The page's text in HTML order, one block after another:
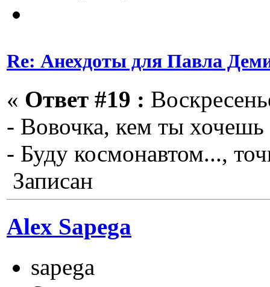
Re: Анехдоты для Павла
« Ответ #19 :
- Вовочка, кем ты
- Буду космонавтом...,
Записан
Alex Sapega
sapega